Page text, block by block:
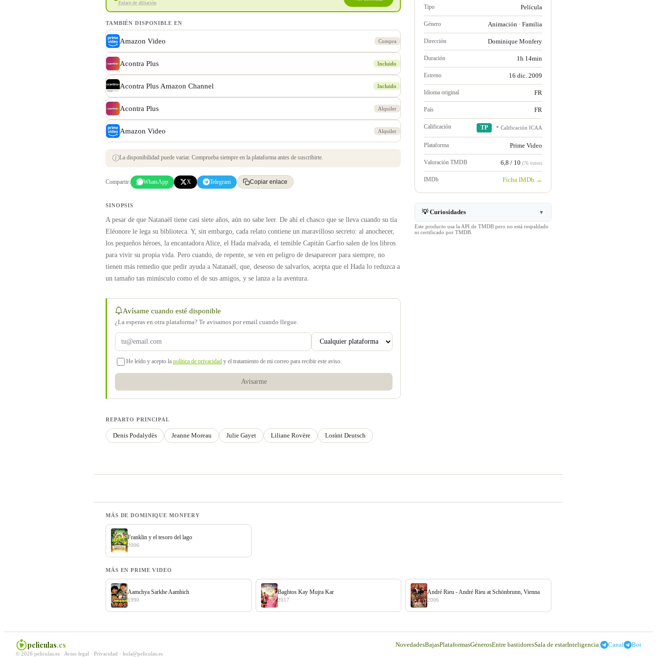
Enlace de afiliación
TAMBIÉN DISPONIBLE EN
Amazon Video Compra
Acontra Plus Incluido
Acontra Plus Amazon Channel Incluido
Acontra Plus Alquiler
Amazon Video Alquiler
La disponibilidad puede variar. Comprueba siempre en la plataforma antes de suscribirte.
Compartir: WhatsApp X Telegram Copiar enlace
SINOPSIS
A pesar de que Natanaël tiene casi siete años, aún no sabe leer. De ahí el chasco que se lleva cuando su tía
Eléonore le lega su biblioteca. Y, sin embargo, cada relato contiene un maravilloso secreto: al anochecer,
los pequeños héroes, la encantadora Alice, el Hada malvada, el temible Capitán Garfio salen de los libros
para vivir su propia vida. Pero cuando, de repente, se ven en peligro de desaparecer para siempre, no
tienen más remedio que pedir ayuda a Natanaël, que, deseoso de salvarlos, acepta que el Hada lo reduzca a
un tamaño tan minúsculo como el de sus amigos, y se lanza a la aventura.
Avísame cuando esté disponible
¿La esperas en otra plataforma? Te avisamos por email cuando llegue.
He leído y acepto la política de privacidad y el tratamiento de mi correo para recibir este aviso.
Avisarme
REPARTO PRINCIPAL
Denis Podalydès Jeanne Moreau Julie Gayet Liliane Rovère Lorànt Deutsch
Tipo Película
Género Animación · Familia
Dirección Dominique Monfery
Duración 1h 14min
Estreno 16 dic. 2009
Idioma original FR
País FR
Calificación TP * Calificación ICAA
Plataforma Prime Video
Valoración TMDB 6,8 / 10 (76 votos)
IMDb Ficha IMDb →
💡 Curiosidades ▼
Este producto usa la API de TMDB pero no está respaldado
ni certificado por TMDB.
MÁS DE DOMINIQUE MONFERY
Franklin y el tesoro del lago
2006
MÁS EN PRIME VIDEO
Aamchya Sarkhe Aamhich
1990
Baghtos Kay Mujra Kar
2017
André Rieu - André Rieu at Schönbrunn, Vienna
2006
peliculas.es NovedadesBajasPlataformasGénerosEntre bastidoresSala de estarInteligencia| Canal Bot
© 2026 peliculas.es · Aviso legal · Privacidad · hola@peliculas.es